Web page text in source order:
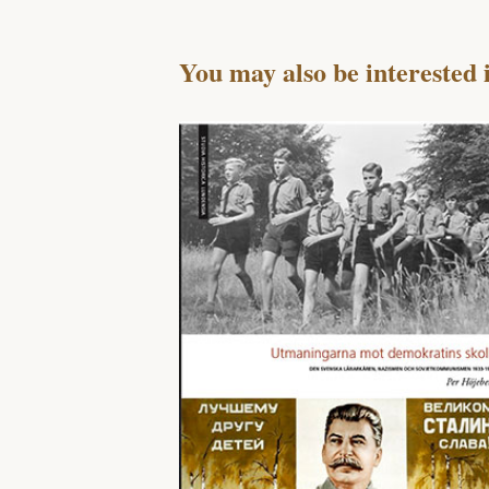
You may also be interested